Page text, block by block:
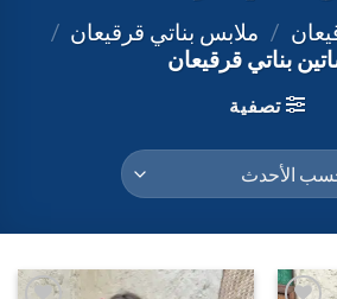
/ ملابس بناتي قرقيعان /
بناتي قرقيعان
تصفية